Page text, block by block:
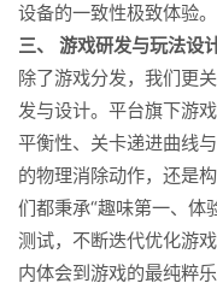
设备的一致性极致体验。
三、 游戏研发与玩法设
除了游戏分发，我们更
发与设计。平台旗下游
平衡性、关卡递进曲线
的物理消除动作，还是
们都秉承“趣味第一、体
测试，不断迭代优化游
内体会到游戏的最纯粹乐